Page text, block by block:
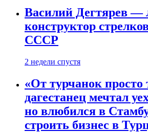
Василий Дегтярев —
конструктор
СССР
2 недели спустя
«От турчанок
дагестанец мечтал
но влюбился в
строить бизнес в